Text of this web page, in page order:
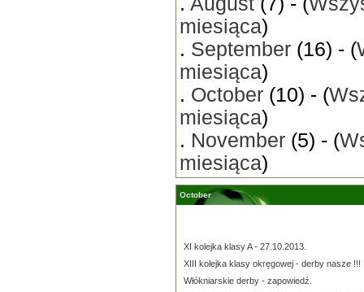
miesiąca)
. September (16) - (
miesiąca)
. October (10) - (
miesiąca)
. November (5) - (
miesiąca)
October
XI kolejka klasy A - 27.10.2013.
XIII kolejka klasy okręgowej - derby nasze !!!
Włókniarskie derby - zapowiedź.